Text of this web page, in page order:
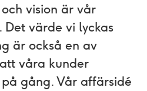
vision är vår
värde vi lyckas
är också en av
våra kunder
gång. Vår affärsidé